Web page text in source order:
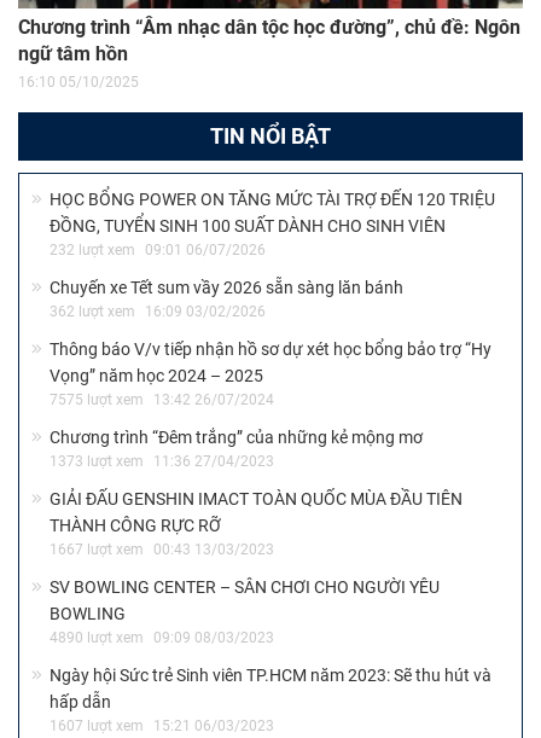
Chương trình “Âm nhạc dân tộc học đường”, chủ đề: Ngôn
ngữ tâm hồn
16:10 05/10/2025
TIN NỔI BẬT
HỌC BỔNG POWER ON TĂNG MỨC TÀI TRỢ ĐẾN 120 TRIỆU
ĐỒNG, TUYỂN SINH 100 SUẤT DÀNH CHO SINH VIÊN
232 lượt xem 09:01 06/07/2026
Chuyến xe Tết sum vầy 2026 sẵn sàng lăn bánh
362 lượt xem 16:09 03/02/2026
Thông báo V/v tiếp nhận hồ sơ dự xét học bổng bảo trợ “Hy
Vọng” năm học 2024 – 2025
7575 lượt xem 13:42 26/07/2024
Chương trình “Đêm trắng” của những kẻ mộng mơ
1373 lượt xem 11:36 27/04/2023
GIẢI ĐẤU GENSHIN IMACT TOÀN QUỐC MÙA ĐẦU TIÊN
THÀNH CÔNG RỰC RỠ
1667 lượt xem 00:43 13/03/2023
SV BOWLING CENTER – SÂN CHƠI CHO NGƯỜI YÊU
BOWLING
4890 lượt xem 09:09 08/03/2023
Ngày hội Sức trẻ Sinh viên TP.HCM năm 2023: Sẽ thu hút và
hấp dẫn
1607 lượt xem 15:21 06/03/2023